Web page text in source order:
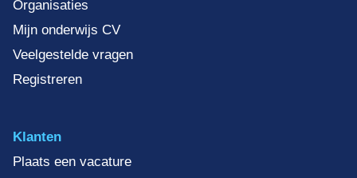
Organisaties
Mijn onderwijs CV
Veelgestelde vragen
Registreren
Klanten
Plaats een vacature